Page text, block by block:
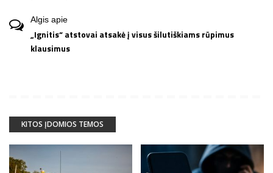
Algis apie
„Ignitis“ atstovai atsakė į visus šilutiškiams rūpimus
klausimus
KITOS ĮDOMIOS TEMOS